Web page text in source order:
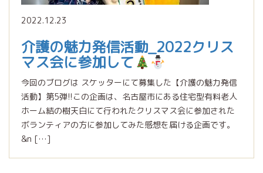
2022.12.23
介護の魅力発信活動_2022クリス
マス会に参加して
今回のブログは スケッターにて募集した【介護の魅力発信
活動】第5弾!!この企画は、名古屋市にある住宅型有料老人
ホーム結の樹天白にて行われたクリスマス会に参加された
ボランティアの方に参加してみた感想を届ける企画です。
&n […]